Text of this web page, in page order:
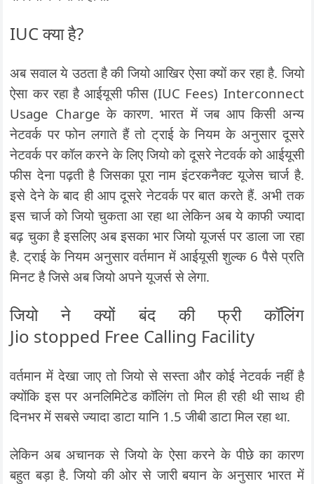
IUC क्या है?
अब सवाल ये उठता है की जियो आखिर ऐसा क्यों कर रहा है. जियो
ऐसा कर रहा है आईयूसी फीस (IUC Fees) Interconnect
Usage Charge के कारण. भारत में जब आप किसी अन्य
नेटवर्क पर फोन लगाते हैं तो ट्राई के नियम के अनुसार दूसरे
नेटवर्क पर कॉल करने के लिए जियो को दूसरे नेटवर्क को आईयूसी
फीस देना पढ़ती है जिसका पूरा नाम इंटरकनैक्ट यूजेस चार्ज है.
इसे देने के बाद ही आप दूसरे नेटवर्क पर बात करते हैं. अभी तक
इस चार्ज को जियो चुकता आ रहा था लेकिन अब ये काफी ज्यादा
बढ़ चुका है इसलिए अब इसका भार जियो यूजर्स पर डाला जा रहा
है. ट्राई के नियम अनुसार वर्तमान में आईयूसी शुल्क 6 पैसे प्रति
मिनट है जिसे अब जियो अपने यूजर्स से लेगा.
जियो ने क्यों बंद की फ्री कॉलिंग
Jio stopped Free Calling Facility
वर्तमान में देखा जाए तो जियो से सस्ता और कोई नेटवर्क नहीं है
क्योंकि इस पर अनलिमिटेड कॉलिंग तो मिल ही रही थी साथ ही
दिनभर में सबसे ज्यादा डाटा यानि 1.5 जीबी डाटा मिल रहा था.
लेकिन अब अचानक से जियो के ऐसा करने के पीछे का कारण
बहुत बड़ा है. जियो की ओर से जारी बयान के अनुसार भारत में